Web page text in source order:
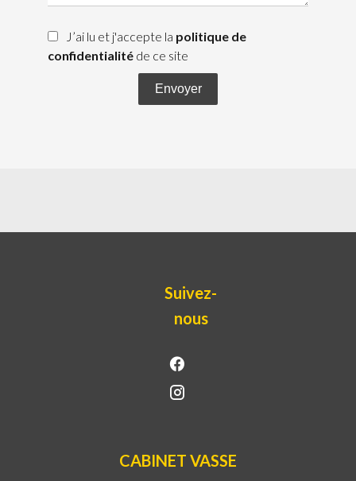
J’ai lu et j'accepte la politique de
confidentialité de ce site
Envoyer
Suivez-
nous
CABINET VASSE